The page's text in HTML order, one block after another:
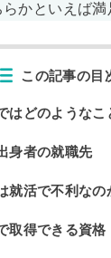
らかといえば
この記事の目
はどのようなこ
身者の就職先
就活で不利なの
取得できる資格